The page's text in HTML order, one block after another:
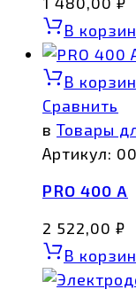
В
В
Сравнить
в Товары
Артикул:
PRO 400 А
2 522,00 ₽
В